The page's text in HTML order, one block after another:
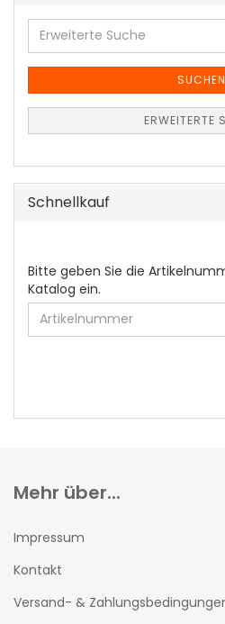
Erweiterte
Suche
SUCHEN
ERWEITERTE
Schnellkauf
BITTE
GEBEN
SIE
DIE
ARTIKELNUMMER
EIN.
Bitte geben Sie die
Katalog ein.
Mehr über...
Impressum
Kontakt
Versand- &